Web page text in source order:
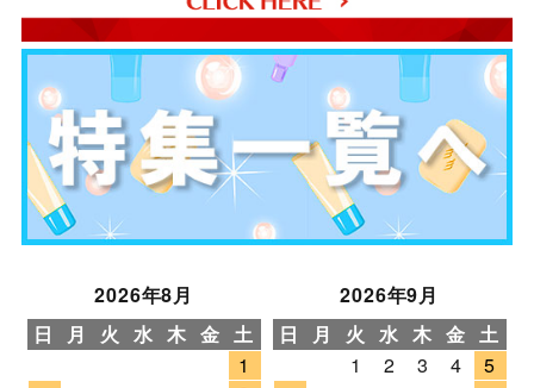
2026年8月
日
月 火 水 木 金 土
1
2026年9月
日
月 火 水 木 金 土
1
2 3 4
5